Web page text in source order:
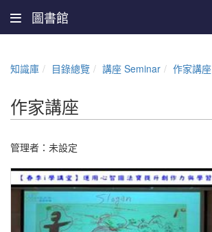
圖書館
知識庫 目錄總覽 講座 Seminar 作家講座
作家講座
管理者：未設定